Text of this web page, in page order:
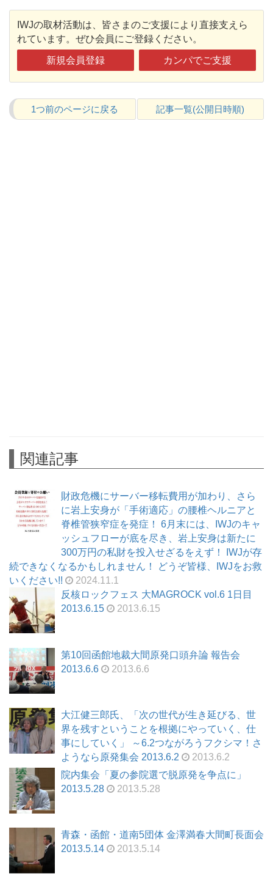
IWJの取材活動は、皆さまのご支援により直接支えら
れています。ぜひ会員にご登録ください。
新規会員登録 カンパでご支援
1つ前のページに戻る 記事一覧(公開日時順)
関連記事
財政危機にサーバー移転費用が加わり、さら
に岩上安身が「手術適応」の腰椎ヘルニアと
脊椎管狭窄症を発症！ 6月末には、IWJのキャ
ッシュフローが底を尽き、岩上安身は新たに
300万円の私財を投入せざるをえず！ IWJが存
続できなくなるかもしれません！ どうぞ皆様、IWJをお救
いください!!
2024.11.1
反核ロックフェス 大MAGROCK vol.6 1日目
2013.6.15
2013.6.15
第10回函館地裁大間原発口頭弁論 報告会
2013.6.6
2013.6.6
大江健三郎氏、「次の世代が生き延びる、世
界を残すということを根拠にやっていく、仕
事にしていく」 ～6.2つながろうフクシマ！さ
ようなら原発集会 2013.6.2
2013.6.2
院内集会「夏の参院選で脱原発を争点に」
2013.5.28
2013.5.28
青森・函館・道南5団体 金澤満春大間町長面会
2013.5.14
2013.5.14